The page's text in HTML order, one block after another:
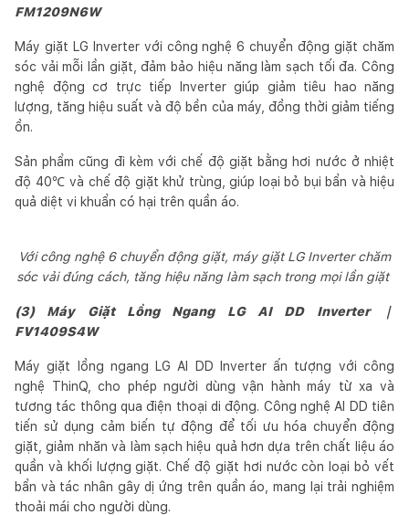
FM1209N6W
Máy giặt LG Inverter với công nghệ 6 chuyển động giặt chăm
sóc vải mỗi lần giặt, đảm bảo hiệu năng làm sạch tối đa. Công
nghệ động cơ trực tiếp Inverter giúp giảm tiêu hao năng
lượng, tăng hiệu suất và độ bền của máy, đồng thời giảm tiếng
ồn.
Sản phẩm cũng đi kèm với chế độ giặt bằng hơi nước ở nhiệt
độ 40℃ và chế độ giặt khử trùng, giúp loại bỏ bụi bẩn và hiệu
quả diệt vi khuẩn có hại trên quần áo.
Với công nghệ 6 chuyển động giặt, máy giặt LG Inverter chăm
sóc vải đúng cách, tăng hiệu năng làm sạch trong mọi lần giặt
(3) Máy Giặt Lồng Ngang LG AI DD Inverter ｜
FV1409S4W
Máy giặt lồng ngang LG AI DD Inverter ấn tượng với công
nghệ ThinQ, cho phép người dùng vận hành máy từ xa và
tương tác thông qua điện thoại di động. Công nghệ AI DD tiên
tiến sử dụng cảm biến tự động để tối ưu hóa chuyển động
giặt, giảm nhăn và làm sạch hiệu quả hơn dựa trên chất liệu áo
quần và khối lượng giặt. Chế độ giặt hơi nước còn loại bỏ vết
bẩn và tác nhân gây dị ứng trên quần áo, mang lại trải nghiệm
thoải mái cho người dùng.